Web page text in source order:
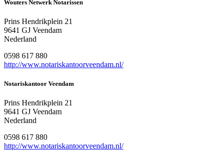
Wouters Netwerk Notarissen
Prins Hendrikplein 21
9641 GJ Veendam
Nederland
0598 617 880
http://www.notariskantoorveendam.nl/
Notariskantoor Veendam
Prins Hendrikplein 21
9641 GJ Veendam
Nederland
0598 617 880
http://www.notariskantoorveendam.nl/